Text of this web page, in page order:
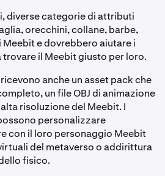
diverse categorie di attributi
orecchini, collane, barbe,
e dovrebbero aiutare i
il Meebit giusto per loro.
anche un asset pack che
un file OBJ di animazione
risoluzione del Meebit. I
personalizzare
con il loro personaggio Meebit
del metaverso o addirittura
fisico.